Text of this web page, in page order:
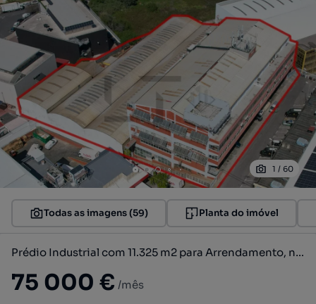
1 / 60
Todas as imagens (59) Planta do imóvel
Prédio Industrial com 11.325 m2 para Arrendamento, no Prior velho, ...
75 000 € /mês